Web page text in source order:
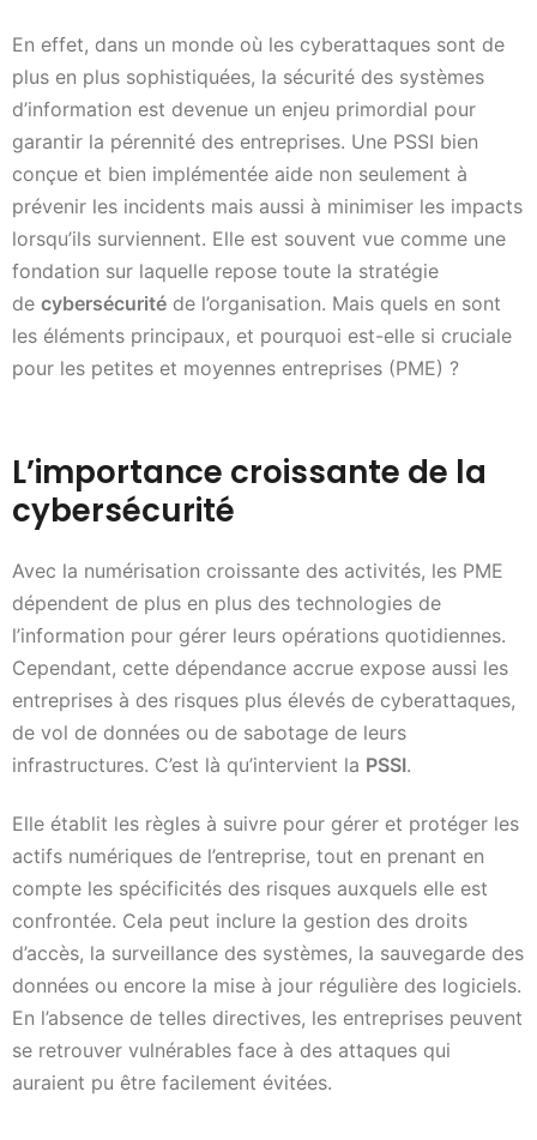
En effet, dans un monde où les cyberattaques sont de
plus en plus sophistiquées, la sécurité des systèmes
d’information est devenue un enjeu primordial pour
garantir la pérennité des entreprises. Une PSSI bien
conçue et bien implémentée aide non seulement à
prévenir les incidents mais aussi à minimiser les impacts
lorsqu’ils surviennent. Elle est souvent vue comme une
fondation sur laquelle repose toute la stratégie
de cybersécurité de l’organisation. Mais quels en sont
les éléments principaux, et pourquoi est-elle si cruciale
pour les petites et moyennes entreprises (PME) ?
L’importance croissante de la
cybersécurité
Avec la numérisation croissante des activités, les PME
dépendent de plus en plus des technologies de
l’information pour gérer leurs opérations quotidiennes.
Cependant, cette dépendance accrue expose aussi les
entreprises à des risques plus élevés de cyberattaques,
de vol de données ou de sabotage de leurs
infrastructures. C’est là qu’intervient la PSSI.
Elle établit les règles à suivre pour gérer et protéger les
actifs numériques de l’entreprise, tout en prenant en
compte les spécificités des risques auxquels elle est
confrontée. Cela peut inclure la gestion des droits
d’accès, la surveillance des systèmes, la sauvegarde des
données ou encore la mise à jour régulière des logiciels.
En l’absence de telles directives, les entreprises peuvent
se retrouver vulnérables face à des attaques qui
auraient pu être facilement évitées.